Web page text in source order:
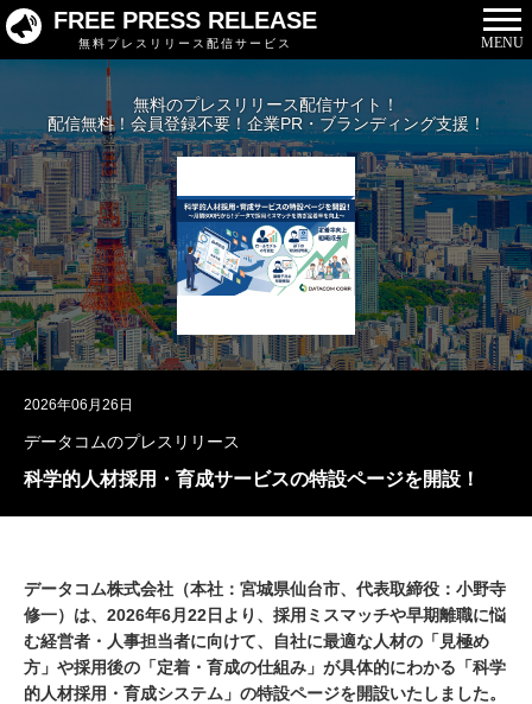
FREE PRESS RELEASE
無料プレスリリース配信サービス MENU
無料のプレスリリース配信サイト！
配信無料！会員登録不要！企業PR・ブランディング支援！
2026年06月26日
データコムのプレスリリース
科学的人材採用・育成サービスの特設ページを開設！
データコム株式会社（本社：宮城県仙台市、代表取締役：小野寺
修一）は、2026年6月22日より、採用ミスマッチや早期離職に悩
む経営者・人事担当者に向けて、自社に最適な人材の「見極め
方」や採用後の「定着・育成の仕組み」が具体的にわかる「科学
的人材採用・育成システム」の特設ページを開設いたしました。